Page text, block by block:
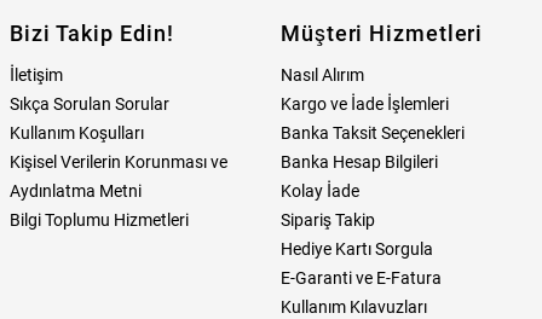
Bizi Takip Edin!
İletişim
Sıkça Sorulan Sorular
Kullanım Koşulları
Kişisel Verilerin Korunması ve
Aydınlatma Metni
Bilgi Toplumu Hizmetleri
Müşteri Hizmetleri
Nasıl Alırım
Kargo ve İade İşlemleri
Banka Taksit Seçenekleri
Banka Hesap Bilgileri
Kolay İade
Sipariş Takip
Hediye Kartı Sorgula
E-Garanti ve E-Fatura
Kullanım Kılavuzları